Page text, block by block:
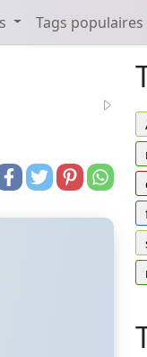
Tags populaires